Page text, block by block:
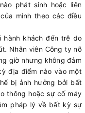
phát sinh hoặc liên
mình theo các điều
hành khách đến trễ do
Nhân viên Công ty nỗ
giờ nhưng không đảm
địa điểm nào vào một
bị ảnh hưởng bởi bất
thông hoặc sự cố máy
pháp lý về bất kỳ sự